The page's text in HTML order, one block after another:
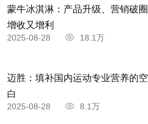
蒙牛冰淇淋：产品升级、营销破圈
增收又增利
2025-08-28 18.1万
迈胜：填补国内运动专业营养的空
白
2025-08-28 8.1万